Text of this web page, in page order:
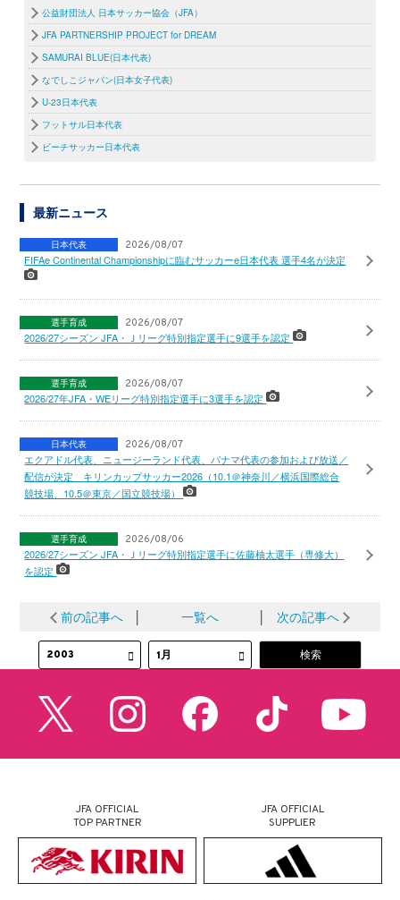
公益財団法人 日本サッカー協会（JFA）
JFA PARTNERSHIP PROJECT for DREAM
SAMURAI BLUE(日本代表)
なでしこジャパン(日本女子代表)
U-23日本代表
フットサル日本代表
ビーチサッカー日本代表
最新ニュース
日本代表 2026/08/07
FIFAe Continental Championshipに臨むサッカーe日本代表 選手4名が決定
選手育成 2026/08/07
2026/27シーズン JFA・Ｊリーグ特別指定選手に9選手を認定
選手育成 2026/08/07
2026/27年JFA・WEリーグ特別指定選手に3選手を認定
日本代表 2026/08/07
エクアドル代表、ニュージーランド代表、パナマ代表の参加および放送／
配信が決定 キリンカップサッカー2026（10.1＠神奈川／横浜国際総合
競技場、10.5＠東京／国立競技場）
選手育成 2026/08/06
2026/27シーズン JFA・Ｊリーグ特別指定選手に佐藤柚太選手（専修大）
を認定
前の記事へ 一覧へ 次の記事へ
JFA OFFICIAL
TOP PARTNER
JFA OFFICIAL
SUPPLIER